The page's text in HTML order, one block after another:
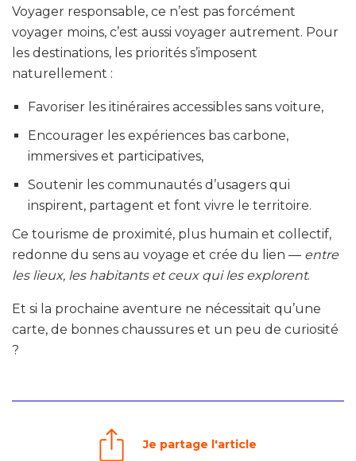
Voyager responsable, ce n’est pas forcément
voyager moins, c’est aussi voyager autrement. Pour
les destinations, les priorités s’imposent
naturellement :
Favoriser les itinéraires accessibles sans voiture,
Encourager les expériences bas carbone,
immersives et participatives,
Soutenir les communautés d’usagers qui
inspirent, partagent et font vivre le territoire.
Ce tourisme de proximité, plus humain et collectif,
redonne du sens au voyage et crée du lien — entre
les lieux, les habitants et ceux qui les explorent.
Et si la prochaine aventure ne nécessitait qu’une
carte, de bonnes chaussures et un peu de curiosité
?
Je partage l'article